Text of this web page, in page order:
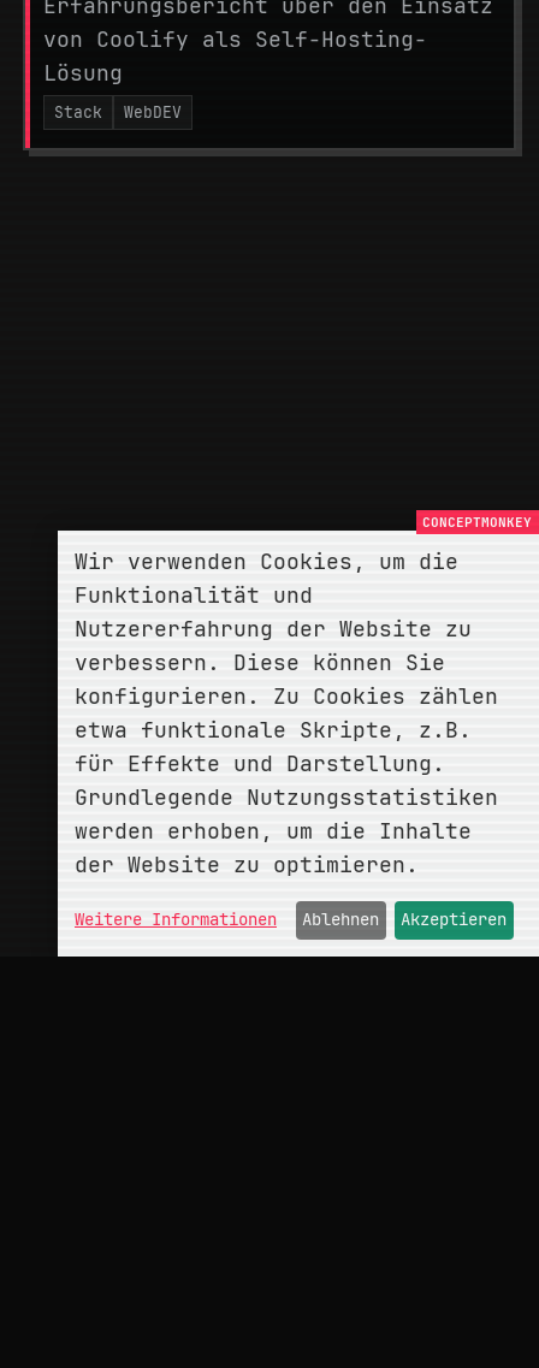
von Coolify als Self-Hosting-
Lösung
Stack WebDEV
Wir verwenden Cookies, um die
Funktionalität und
Nutzererfahrung der Website zu
verbessern. Diese können Sie
konfigurieren. Zu Cookies zählen
etwa funktionale Skripte, z.B.
für Effekte und Darstellung.
Grundlegende Nutzungsstatistiken
werden erhoben, um die Inhalte
der Website zu optimieren.
Weitere Informationen Ablehnen Akzeptieren